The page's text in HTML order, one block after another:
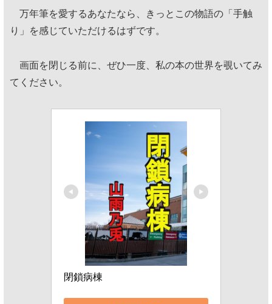
万年筆を愛するあなたなら、きっとこの物語の「手触
り」を感じていただけるはずです。
画面を閉じる前に、ぜひ一度、私の本の世界を覗いてみ
てください。
閉鎖病棟